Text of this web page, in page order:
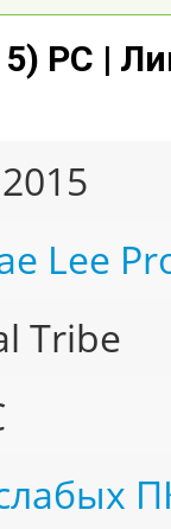
PC |
2015
Lee
Tribe